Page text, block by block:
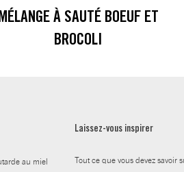
À SAUTÉ BOEUF ET
BROCOLI
au miel
Laissez-vous inspirer
Tout ce que vous devez savoir